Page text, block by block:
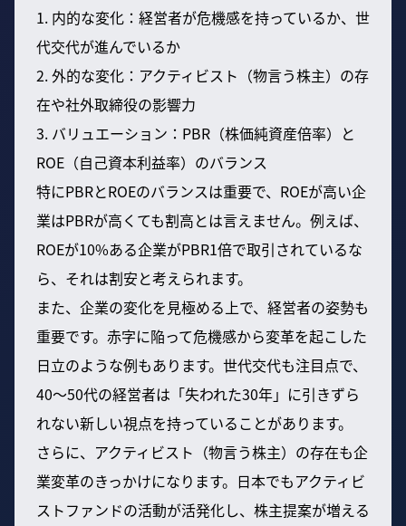
1. 内的な変化：経営者が危機感を持っているか、世
代交代が進んでいるか
2. 外的な変化：アクティビスト（物言う株主）の存
在や社外取締役の影響力
3. バリュエーション：PBR（株価純資産倍率）と
ROE（自己資本利益率）のバランス
特にPBRとROEのバランスは重要で、ROEが高い企
業はPBRが高くても割高とは言えません。例えば、
ROEが10%ある企業がPBR1倍で取引されているな
ら、それは割安と考えられます。
また、企業の変化を見極める上で、経営者の姿勢も
重要です。赤字に陥って危機感から変革を起こした
日立のような例もあります。世代交代も注目点で、
40〜50代の経営者は「失われた30年」に引きずら
れない新しい視点を持っていることがあります。
さらに、アクティビスト（物言う株主）の存在も企
業変革のきっかけになります。日本でもアクティビ
ストファンドの活動が活発化し、株主提案が増える